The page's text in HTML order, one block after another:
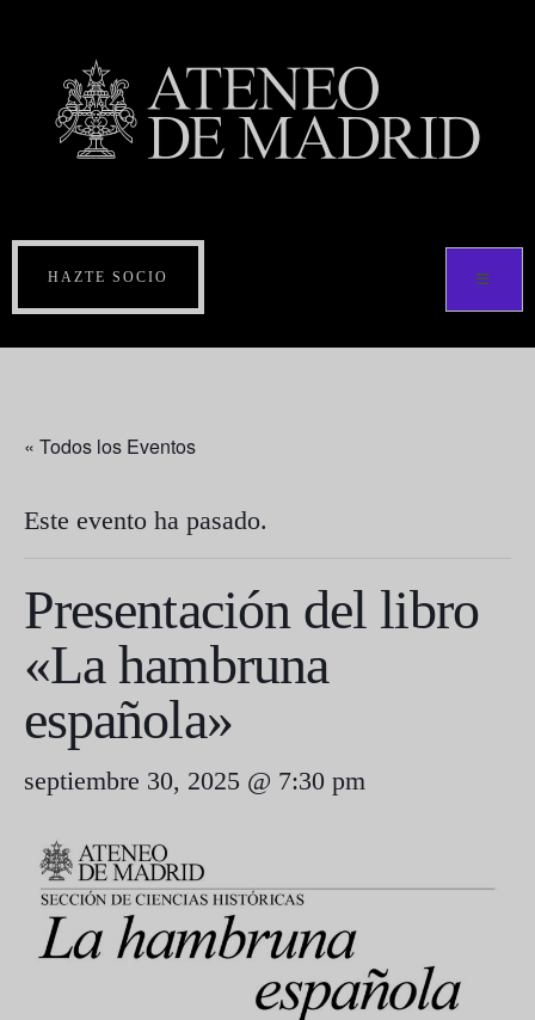
HAZTE SOCIO
« Todos los Eventos
Este evento ha pasado.
Presentación del libro
«La hambruna
española»
septiembre 30, 2025 @ 7:30 pm